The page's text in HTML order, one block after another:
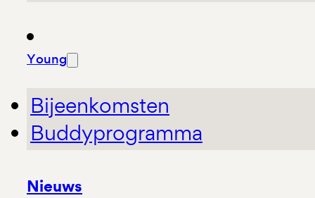
Young
Bijeenkomsten
Buddyprogramma
Nieuws